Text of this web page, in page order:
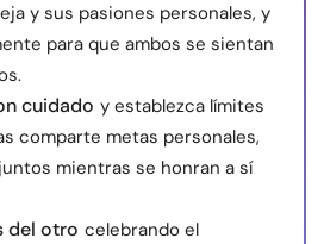
y sus pasiones personales, y
para que ambos se sientan
cuidado y establezca límites
comparte metas personales,
mientras se honran a sí
del otro celebrando el